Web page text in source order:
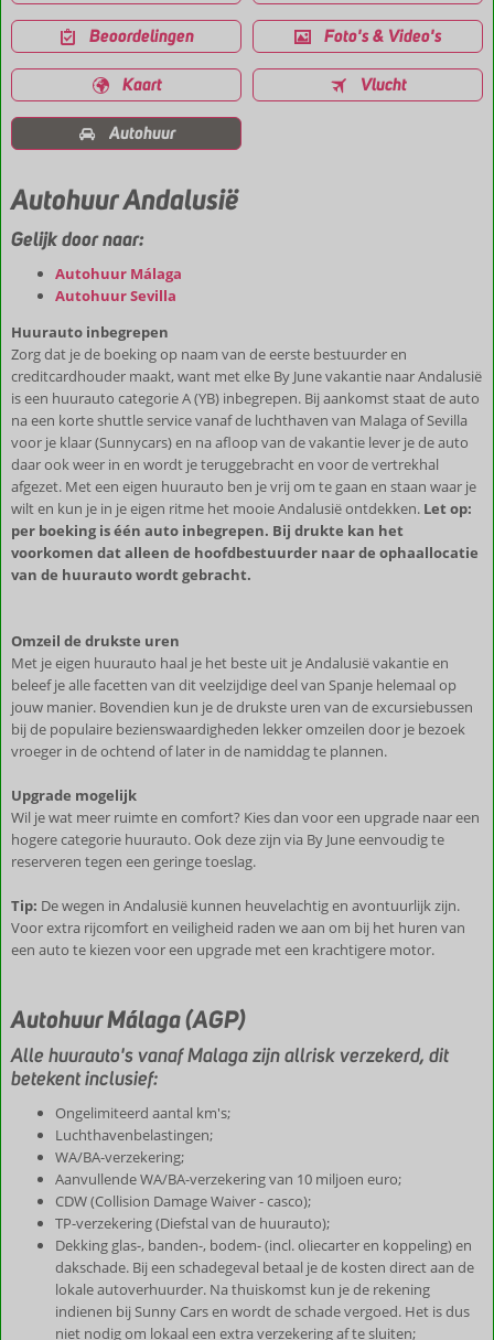
Beoordelingen Foto's & Video's
Kaart Vlucht
Autohuur
Autohuur Andalusië
Gelijk door naar:
Autohuur Málaga
Autohuur Sevilla
Huurauto inbegrepen
Zorg dat je de boeking op naam van de eerste bestuurder en
creditcardhouder maakt, want met elke By June vakantie naar Andalusië
is een huurauto categorie A (YB) inbegrepen. Bij aankomst staat de auto
na een korte shuttle service vanaf de luchthaven van Malaga of Sevilla
voor je klaar (Sunnycars) en na afloop van de vakantie lever je de auto
daar ook weer in en wordt je teruggebracht en voor de vertrekhal
afgezet. Met een eigen huurauto ben je vrij om te gaan en staan waar je
wilt en kun je in je eigen ritme het mooie Andalusië ontdekken. Let op:
per boeking is één auto inbegrepen. Bij drukte kan het
voorkomen dat alleen de hoofdbestuurder naar de ophaallocatie
van de huurauto wordt gebracht.
Omzeil de drukste uren
Met je eigen huurauto haal je het beste uit je Andalusië vakantie en
beleef je alle facetten van dit veelzijdige deel van Spanje helemaal op
jouw manier. Bovendien kun je de drukste uren van de excursiebussen
bij de populaire bezienswaardigheden lekker omzeilen door je bezoek
vroeger in de ochtend of later in de namiddag te plannen.
Upgrade mogelijk
Wil je wat meer ruimte en comfort? Kies dan voor een upgrade naar een
hogere categorie huurauto. Ook deze zijn via By June eenvoudig te
reserveren tegen een geringe toeslag.
Tip: De wegen in Andalusië kunnen heuvelachtig en avontuurlijk zijn.
Voor extra rijcomfort en veiligheid raden we aan om bij het huren van
een auto te kiezen voor een upgrade met een krachtigere motor.
Autohuur Málaga (AGP)
Alle huurauto's vanaf Malaga zijn allrisk verzekerd, dit
betekent inclusief:
Ongelimiteerd aantal km's;
Luchthavenbelastingen;
WA/BA-verzekering;
Aanvullende WA/BA-verzekering van 10 miljoen euro;
CDW (Collision Damage Waiver - casco);
TP-verzekering (Diefstal van de huurauto);
Dekking glas-, banden-, bodem- (incl. oliecarter en koppeling) en
dakschade. Bij een schadegeval betaal je de kosten direct aan de
lokale autoverhuurder. Na thuiskomst kun je de rekening
indienen bij Sunny Cars en wordt de schade vergoed. Het is dus
niet nodig om lokaal een extra verzekering af te sluiten;